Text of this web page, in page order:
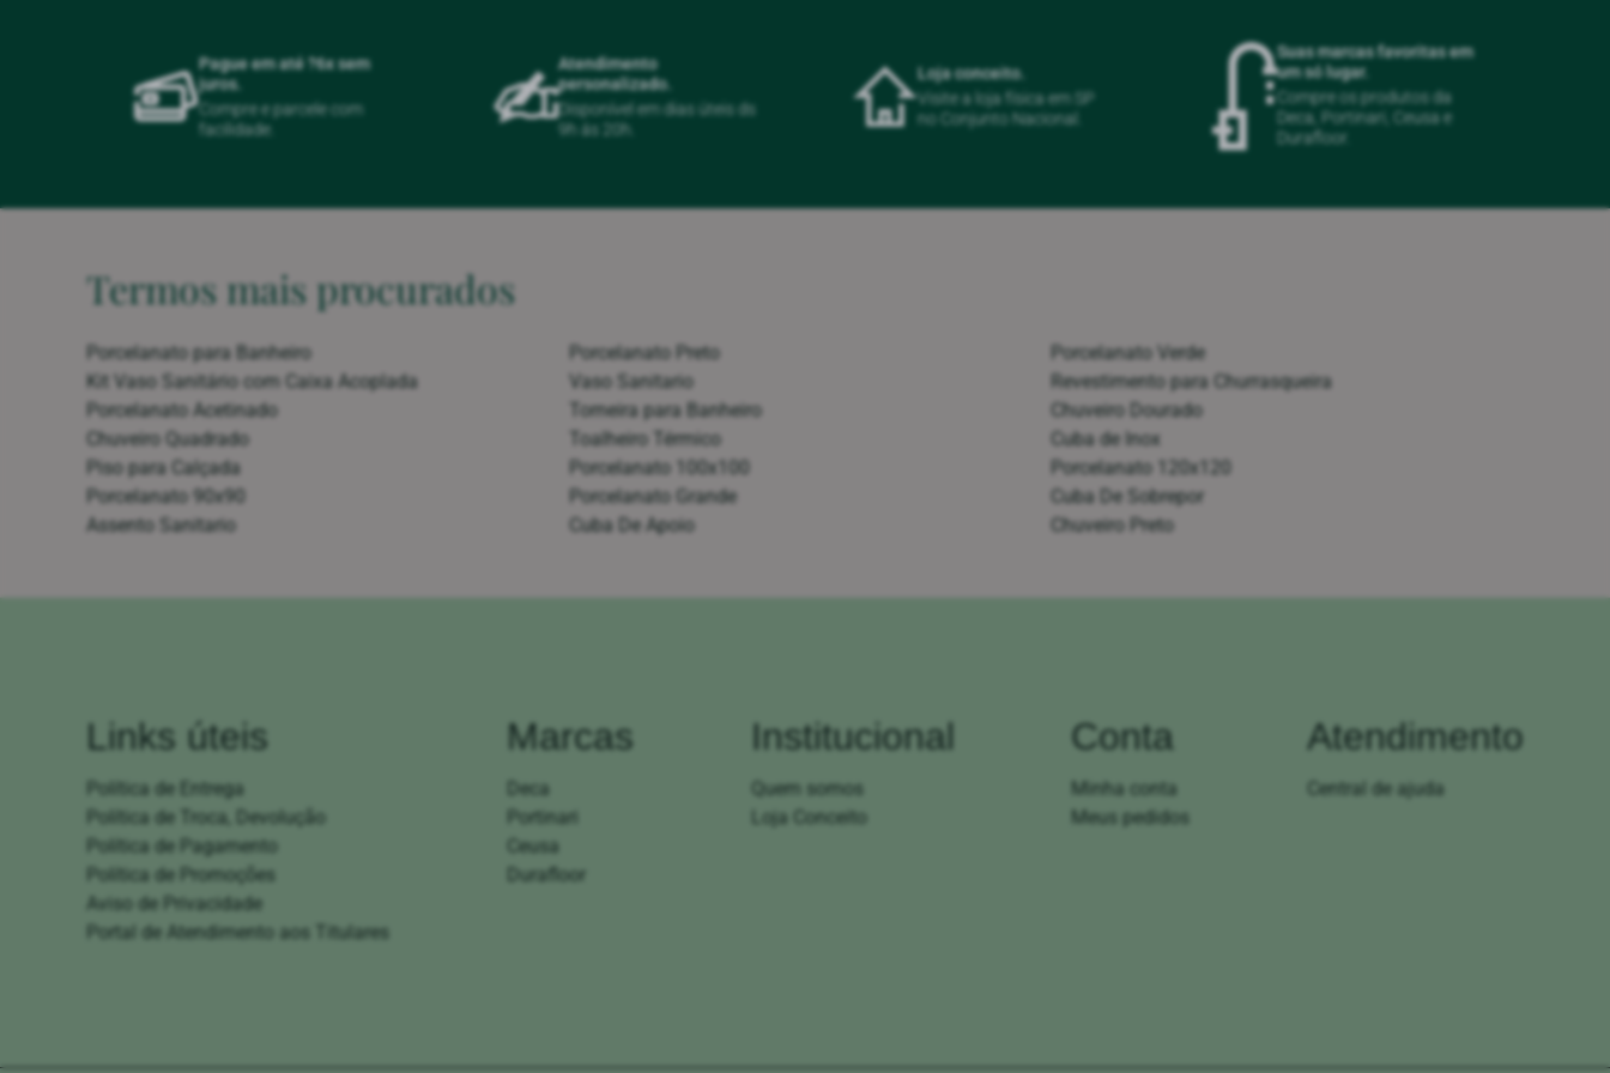
Pague em até ?6x sem
juros.
Compre e parcele com
facilidade.
Atendimento
personalizado.
Disponível em dias úteis ds
9h ás 20h.
Loja conceito.
Visite a loja física em SP
no Conjunto Nacional.
Suas marcas favoritas em
um só lugar.
Compre os produtos da
Deca, Portinari, Ceusa e
Durafloor.
Termos mais procurados
Porcelanato para Banheiro Porcelanato Preto
Porcelanato Verde
Kit Vaso Sanitário com Caixa Acoplada
Vaso Sanitario
Revestimento para Churrasqueira
Porcelanato Acetinado
Torneira para Banheiro
Chuveiro Dourado
Chuveiro Quadrado
Toalheiro Térmico
Cuba de Inox
Piso para Calçada
Porcelanato 100x100
Porcelanato 120x120
Porcelanato 90x90
Porcelanato Grande
Cuba De Sobrepor
Assento Sanitario
Cuba De Apoio Chuveiro Preto
Links úteis
Política de Entrega
Política de Troca, Devolução
Política de Pagamento
Política de Promoções
Aviso de Privacidade
Portal de Atendimento aos Titulares
Marcas
Deca
Portinari
Ceusa
Durafloor
Institucional
Quem somos
Loja Conceito
Conta
Minha conta
Meus pedidos
Atendimento
Central de ajuda